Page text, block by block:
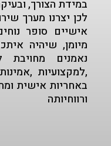
במידת הצורך,
לכן יצרנו מערך
אישיים סופר
מיומן, שיהיה
נאמנים מחויבת
,למקצועיות
באחריות אישית
ורווחיותה